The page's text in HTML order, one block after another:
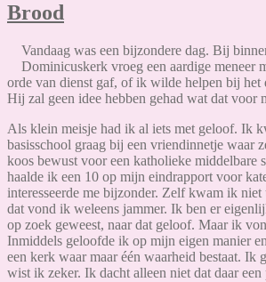
Brood
Vandaag was een bijzondere dag. Bij
Dominicuskerk vroeg een aardige meneer
orde van dienst gaf, of ik wilde helpen bij het
Hij zal geen idee hebben gehad wat dat voor
Als klein meisje had ik al iets met geloof. Ik
basisschool graag bij een vriendinnetje waar
koos bewust voor een katholieke middelbare
haalde ik een 10 op mijn eindrapport voor
interesseerde me bijzonder. Zelf kwam ik
dat vond ik weleens jammer. Ik ben er
op zoek geweest, naar dat geloof. Maar ik
Inmiddels geloofde ik op mijn eigen manier
een kerk waar maar één waarheid bestaat. Ik
wist ik zeker. Ik dacht alleen niet dat daar